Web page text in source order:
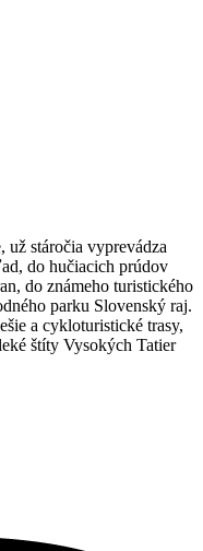
už stáročia vyprevádza
do hučiacich prúdov
do známeho turistického
parku Slovenský raj.
a cykloturistické trasy,
štíty Vysokých Tatier